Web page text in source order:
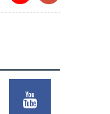
620
SHARES